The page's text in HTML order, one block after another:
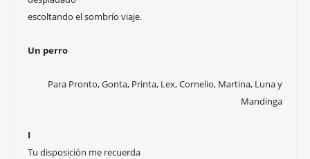
escoltando el sombrío viaje.
Un perro
Para Pronto, Gonta, Printa, Lex, Cornelio, Martina, Luna y
Mandinga
I
Tu disposición me recuerda